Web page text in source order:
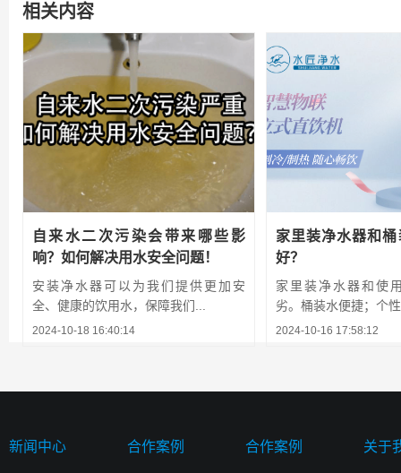
相关内容
自来水二次污染会带来哪些影
响？如何解决用水安全问题！
安装净水器可以为我们提供更加安
全、健康的饮用水，保障我们...
2024-10-18 16:40:14
家里装净水器和
好？
家里装净水器和使
劣。桶装水便捷；个
2024-10-16 17:58:12
新闻中心 合作案例 合作案例 关于